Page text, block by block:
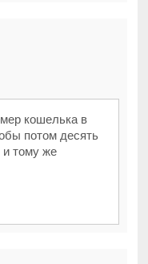
кошелька в
потом десять
и тому же